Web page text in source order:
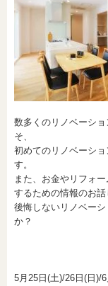
数多くのリノベーシ
そ、
初めてのリノベーシ
す。
また、お金やリフォ
するための情報のお
後悔しないリノベー
か？
5月25日(土)/26日(日)/